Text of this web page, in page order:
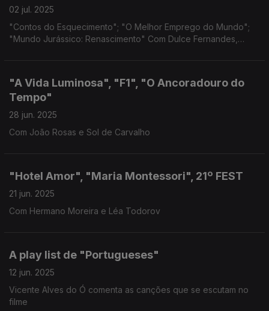
02 jul. 2025
"Contos do Esquecimento"; "O Melhor Emprego do Mundo";
"Mundo Jurássico: Renascimento" Com Dulce Fernandes,
"A Vida Luminosa", "F1", "O Ancoradouro do
Tempo"
28 jun. 2025
Com João Rosas e Sol de Carvalho
"Hotel Amor", "Maria Montessori", 21º FEST
21 jun. 2025
Com Hermano Moreira e Léa Todorov
A play list de "Portugueses"
12 jun. 2025
Vicente Alves do Ó comenta as canções que se escutam no
filme